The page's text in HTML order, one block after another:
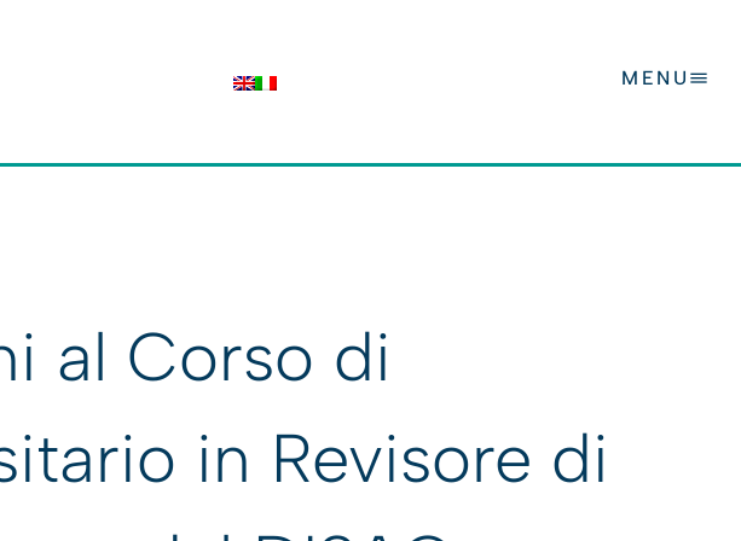
MENU
al Corso di
in Revisore di